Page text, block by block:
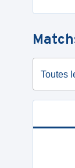
Toutes